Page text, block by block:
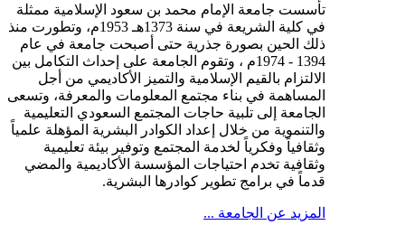
تأسست جامعة الإمام محمد بن سعود الإسلامية ممثلة
في كلية الشريعة في سنة 1373هـ 1953م، وتطورت منذ
ذلك الحين بصورة جذرية حتى أصبحت جامعة في عام
1394 - 1974م ، وتقوم الجامعة على إحداث التكامل بين
الالتزام بالقيم الإسلامية والتميز الأكاديمي من أجل
المساهمة في بناء مجتمع المعلومات والمعرفة، وتسعى
الجامعة إلى تلبية حاجات المجتمع السعودي التعليمية
والتنموية من خلال إعداد الكوادر البشرية المؤهلة علمياً
وثقافياً وفكرياً لخدمة المجتمع وتوفير بيئة تعليمية
وثقافية تخدم احتياجات المؤسسة الأكاديمية والمضي
قدماً في برامج تطوير كوادرها البشرية.
المزيد عن الجامعة ...